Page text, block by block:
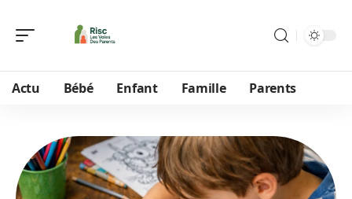
Actu Bébé Enfant Famille Parents